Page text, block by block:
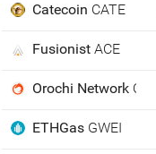
Catecoin CATE
FusionistACE
Orochi Network ON
ETHGas GWEI